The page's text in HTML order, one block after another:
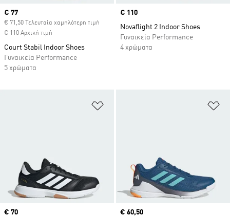
Current price
€ 77
€ 71,50 Τελευταία χαμηλότερη τιμή
€ 110 Αρχική τιμή
Court Stabil Indoor Shoes
Γυναικεία Performance
5 χρώματα
Price
€ 110
Novaflight 2 Indoor Shoes
Γυναικεία Performance
4 χρώματα
Προσθήκη στη Λίστα Επιθυμιών
Price
€ 70
Current price
€ 60,50